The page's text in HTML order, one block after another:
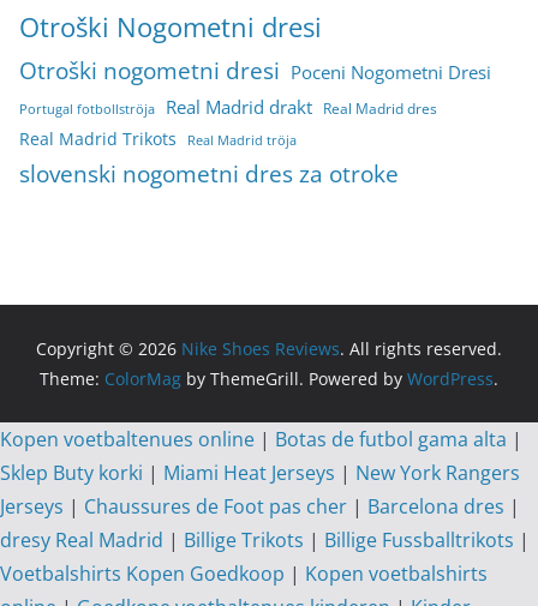
Otroški Nogometni dresi
Otroški nogometni dresi Poceni Nogometni Dresi
Portugal fotbollströja Real Madrid drakt Real Madrid dres
Real Madrid Trikots Real Madrid tröja
slovenski nogometni dres za otroke
Copyright © 2026 Nike Shoes Reviews. All rights reserved.
Theme: ColorMag by ThemeGrill. Powered by WordPress.
Kopen voetbaltenues online | Botas de futbol gama alta |
Sklep Buty korki | Miami Heat Jerseys | New York Rangers
Jerseys | Chaussures de Foot pas cher | Barcelona dres |
dresy Real Madrid | Billige Trikots | Billige Fussballtrikots |
Voetbalshirts Kopen Goedkoop | Kopen voetbalshirts